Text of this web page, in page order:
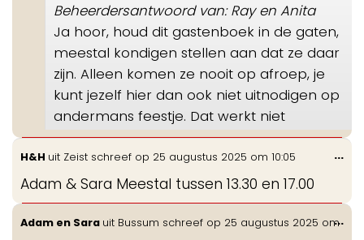
Beheerdersantwoord van: Ray en Anita
Ja hoor, houd dit gastenboek in de gaten,
meestal kondigen stellen aan dat ze daar
zijn. Alleen komen ze nooit op afroep, je
kunt jezelf hier dan ook niet uitnodigen op
andermans feestje. Dat werkt niet
H&H uit Zeist schreef op 25 augustus 2025 om 10:05
Adam & Sara Meestal tussen 13.30 en 17.00
...
Adam en Sara uit Bussum schreef op 25 augustus 2025 om...